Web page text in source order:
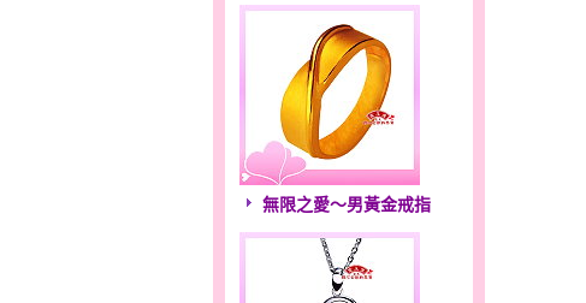
無限之愛～男黃金戒指